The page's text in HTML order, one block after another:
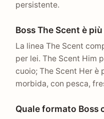
persistente.
Boss The Scent è
La linea The Scent
per lei. The Scent Him
cuoio; The Scent Her
morbida, con pesca,
Quale formato Boss